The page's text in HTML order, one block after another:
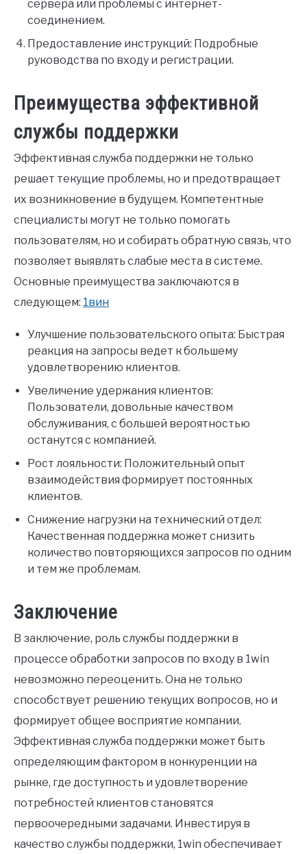
сервера или проблемы с интернет-
соединением.
Предоставление инструкций: Подробные
руководства по входу и регистрации.
Преимущества эффективной
службы поддержки
Эффективная служба поддержки не только
решает текущие проблемы, но и предотвращает
их возникновение в будущем. Компетентные
специалисты могут не только помогать
пользователям, но и собирать обратную связь, что
позволяет выявлять слабые места в системе.
Основные преимущества заключаются в
следующем: 1вин
Улучшение пользовательского опыта: Быстрая
реакция на запросы ведет к большему
удовлетворению клиентов.
Увеличение удержания клиентов:
Пользователи, довольные качеством
обслуживания, с большей вероятностью
останутся с компанией.
Рост лояльности: Положительный опыт
взаимодействия формирует постоянных
клиентов.
Снижение нагрузки на технический отдел:
Качественная поддержка может снизить
количество повторяющихся запросов по одним
и тем же проблемам.
Заключение
В заключение, роль службы поддержки в
процессе обработки запросов по входу в 1win
невозможно переоценить. Она не только
способствует решению текущих вопросов, но и
формирует общее восприятие компании.
Эффективная служба поддержки может быть
определяющим фактором в конкуренции на
рынке, где доступность и удовлетворение
потребностей клиентов становятся
первоочередными задачами. Инвестируя в
качество службы поддержки, 1win обеспечивает